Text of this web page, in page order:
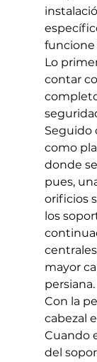
funcione
Lo
contar
Seguido
como
donde
pues,
orificios
los
mayor
persiana.
Con la
cabezal
Cuando
del